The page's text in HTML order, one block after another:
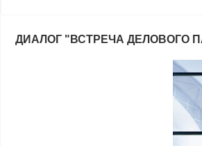
ДИАЛОГ "ВСТРЕЧА ДЕЛОВОГО